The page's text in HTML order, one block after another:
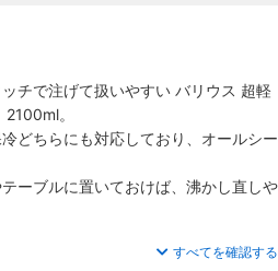
チで注げて扱いやすい バリウス 超軽
。
どちらにも対応しており、オールシー
ーブルに置いておけば、沸かし直しや
すべてを確認する